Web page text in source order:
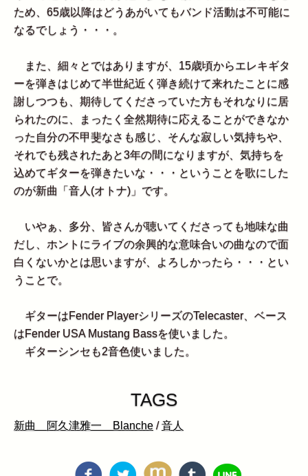
ため、65歳以降はどうあがいてもバンド活動は不可能に
なるでしょう・・・。
また、細々とではありますが、15歳頃からエレキギタ
ーを弾きはじめて半世紀近く弾き続けて来れたことに感
謝しつつも、期待してくださっていた方もそれなりに居
られたのに、まったく全然期待に応えることができなか
った自分の不甲斐なさも感じ、そんな寂しい気持ちや、
それでも残されたあと3年の間になりますが、気持ちを
込めてギターを弾きたいな・・・ということを歌にした
のが新曲「音人(オトナ)」です。
いやぁ、多分、皆さんが聴いてくださっても地味な曲
だし、ホントにライブの余興的な意味合いの曲なので面
白くないかとは思いますが、よろしかったら・・・とい
うことで。
ギターはFender PlayerシリーズのTelecaster、ベース
はFender USA Mustang Bassを使いました。
ギターシンセも2音色使いました。
TAGS
新曲 阿久津雅一 Blanche /音人